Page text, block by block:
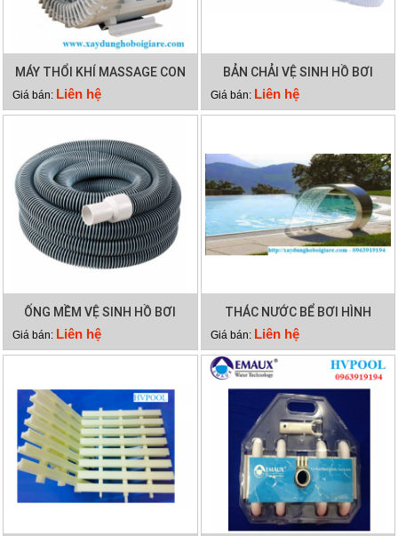
MÁY THỔI KHÍ MASSAGE CON
SÒ 2HP
Giá bán: Liên hệ
BẢN CHẢI VỆ SINH HỒ BƠI
CÁN NHÔM
Giá bán: Liên hệ
ỐNG MỀM VỆ SINH HỒ BƠI
15M 2 LỚP
Giá bán: Liên hệ
THÁC NƯỚC BỂ BƠI HÌNH
VÒM CUNG
Giá bán: Liên hệ